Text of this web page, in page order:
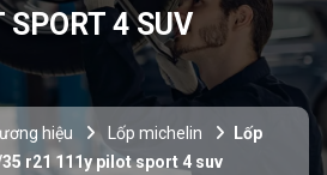
SPORT 4 SUV
hiệu Lốp michelin
Lốp
r21 111y pilot sport 4 suv